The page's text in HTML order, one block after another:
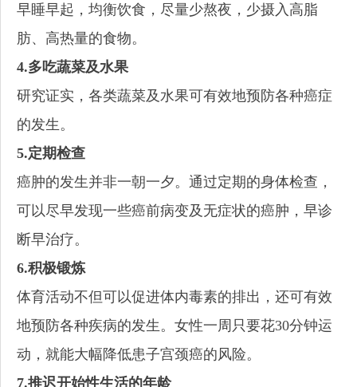
早睡早起，均衡饮食，尽量少熬夜，少摄入高脂
肪、高热量的食物。
4.多吃蔬菜及水果
研究证实，各类蔬菜及水果可有效地预防各种癌症
的发生。
5.定期检查
癌肿的发生并非一朝一夕。通过定期的身体检查，
可以尽早发现一些癌前病变及无症状的癌肿，早诊
断早治疗。
6.积极锻炼
体育活动不但可以促进体内毒素的排出，还可有效
地预防各种疾病的发生。女性一周只要花30分钟运
动，就能大幅降低患子宫颈癌的风险。
7.推迟开始性生活的年龄